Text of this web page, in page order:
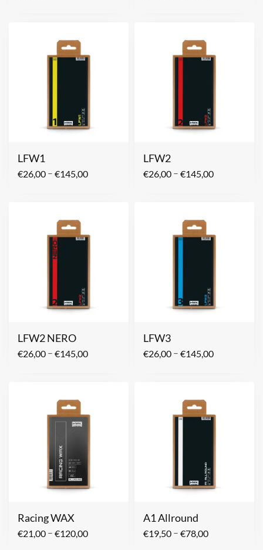
LFW1
€26,00 – €145,00
LFW2
€26,00 – €145,00
LFW2 NERO
€26,00 – €145,00
LFW3
€26,00 – €145,00
Racing WAX
€21,00 – €120,00
A1 Allround
€19,50 – €78,00